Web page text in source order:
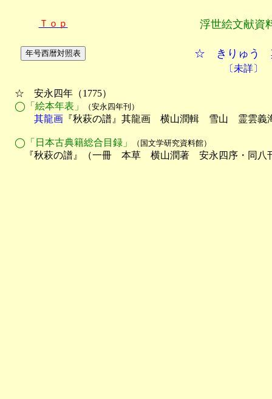
Ｔｏｐ 浮世絵文献資
☆ きりゅう
〔未詳〕
☆　安永四年（1775）
◯「絵本年表」
（安永四年刊）
其龍画 『秋萩の譜』其龍画　横山潤輯　雪山　霊雲
◯「日本古典籍総合目録」 （国文学研究資料館）
『秋萩の譜』（一冊　本草　横山潤著　安永四序・同八